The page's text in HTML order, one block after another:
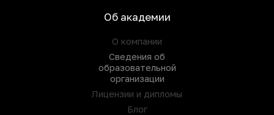
Об академии
О компании
Сведения об
образовательной
организации
Лицензии и дипломы
Блог